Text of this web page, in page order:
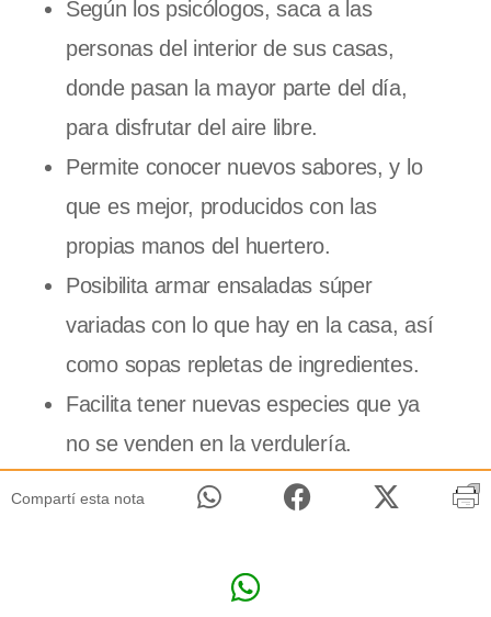
Según los psicólogos, saca a las
personas del interior de sus casas,
donde pasan la mayor parte del día,
para disfrutar del aire libre.
Permite conocer nuevos sabores, y lo
que es mejor, producidos con las
propias manos del huertero.
Posibilita armar ensaladas súper
variadas con lo que hay en la casa, así
como sopas repletas de ingredientes.
Facilita tener nuevas especies que ya
no se venden en la verdulería.
Compartí esta nota